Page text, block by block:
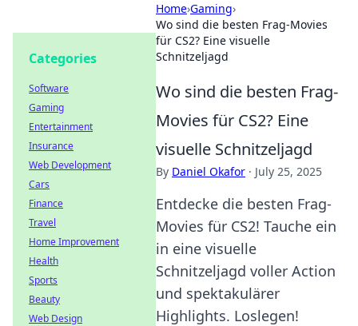
Home›Gaming›
Wo sind die besten Frag-Movies
für CS2? Eine visuelle
Schnitzeljagd
Wo sind die besten Frag-
Movies für CS2? Eine
visuelle Schnitzeljagd
By Daniel Okafor · July 25, 2025
Entdecke die besten Frag-
Movies für CS2! Tauche ein
in eine visuelle
Schnitzeljagd voller Action
und spektakulärer
Highlights. Loslegen!
Categories
Software
Gaming
Entertainment
Insurance
Web Development
Cars
Finance
Travel
Home Improvement
Health
Sports
Beauty
Web Design